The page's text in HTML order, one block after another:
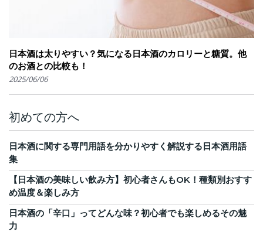
日本酒は太りやすい？気になる日本酒のカロリーと糖質。他
のお酒との比較も！
2025/06/06
初めての方へ
日本酒に関する専門用語を分かりやすく解説する日本酒用語
集
【日本酒の美味しい飲み方】初心者さんもOK！種類別おすす
め温度＆楽しみ方
日本酒の「辛口」ってどんな味？初心者でも楽しめるその魅
力